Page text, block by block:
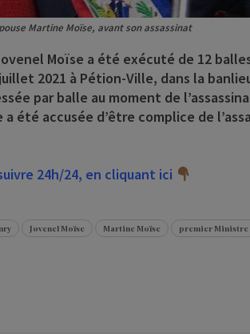
Martine Moïse, avant son assassinat
Moïse a été exécuté de 12
2021 à Pétion-Ville, dans la
par balle au moment de
été accusée d’être complice de
24h/24, en cliquant ici
Jovenel Moïse Martine Moïse premier Ministre